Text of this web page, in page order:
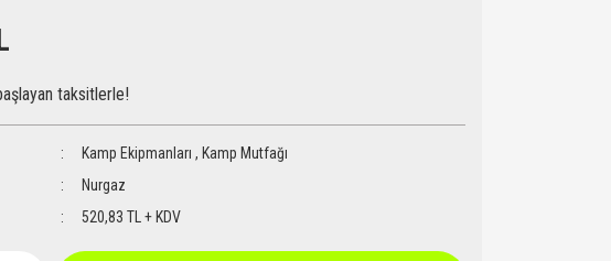
taksitlerle!
Kamp Ekipmanları , Kamp Mutfağı
Nurgaz
520,83 TL + KDV